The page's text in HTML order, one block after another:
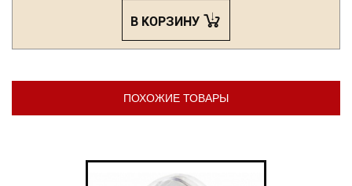
В КОРЗИНУ
ПОХОЖИЕ ТОВАРЫ